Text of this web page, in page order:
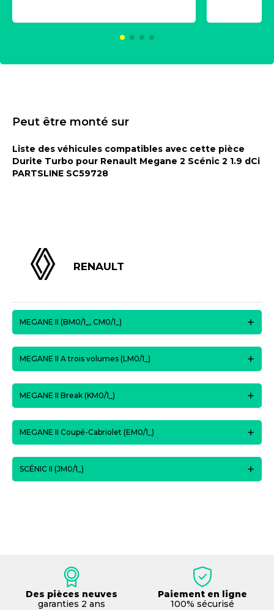
Peut être monté sur
Liste des véhicules compatibles avec cette pièce
Durite Turbo pour Renault Megane 2 Scénic 2 1.9 dCi
PARTSLINE SC59728
RENAULT
MEGANE II (BM0/1_, CM0/1_)
MEGANE II A trois volumes (LM0/1_)
MEGANE II Break (KM0/1_)
MEGANE II Coupé-Cabriolet (EM0/1_)
SCÉNIC II (JM0/1_)
Des pièces neuves
garanties 2 ans
Paiement en ligne
100% sécurisé